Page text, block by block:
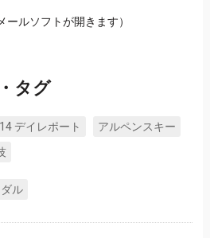
ールソフトが開きます）
タグ
デイレポート
アルペンスキー
ル